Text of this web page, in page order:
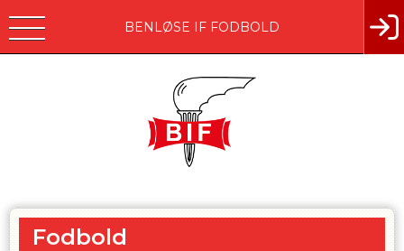
BENLØSE IF FODBOLD
Fodbold